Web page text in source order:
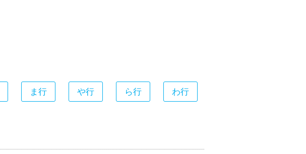
ま行 や行 ら行 わ行